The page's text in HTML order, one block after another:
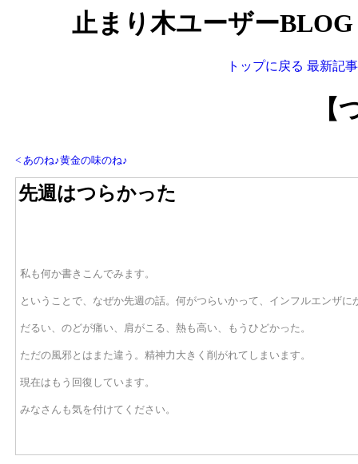
止まり木ユーザー
トップに戻る 最新記
【
< あのね♪黄金の味のね♪
先週はつらかった
私も何か書きこんでみます。
ということで、なぜか先週の話。何がつらいかって、インフルエンザに
だるい、のどが痛い、肩がこる、熱も高い、もうひどかった。
ただの風邪とはまた違う。精神力大きく削がれてしまいます。
現在はもう回復しています。
みなさんも気を付けてください。